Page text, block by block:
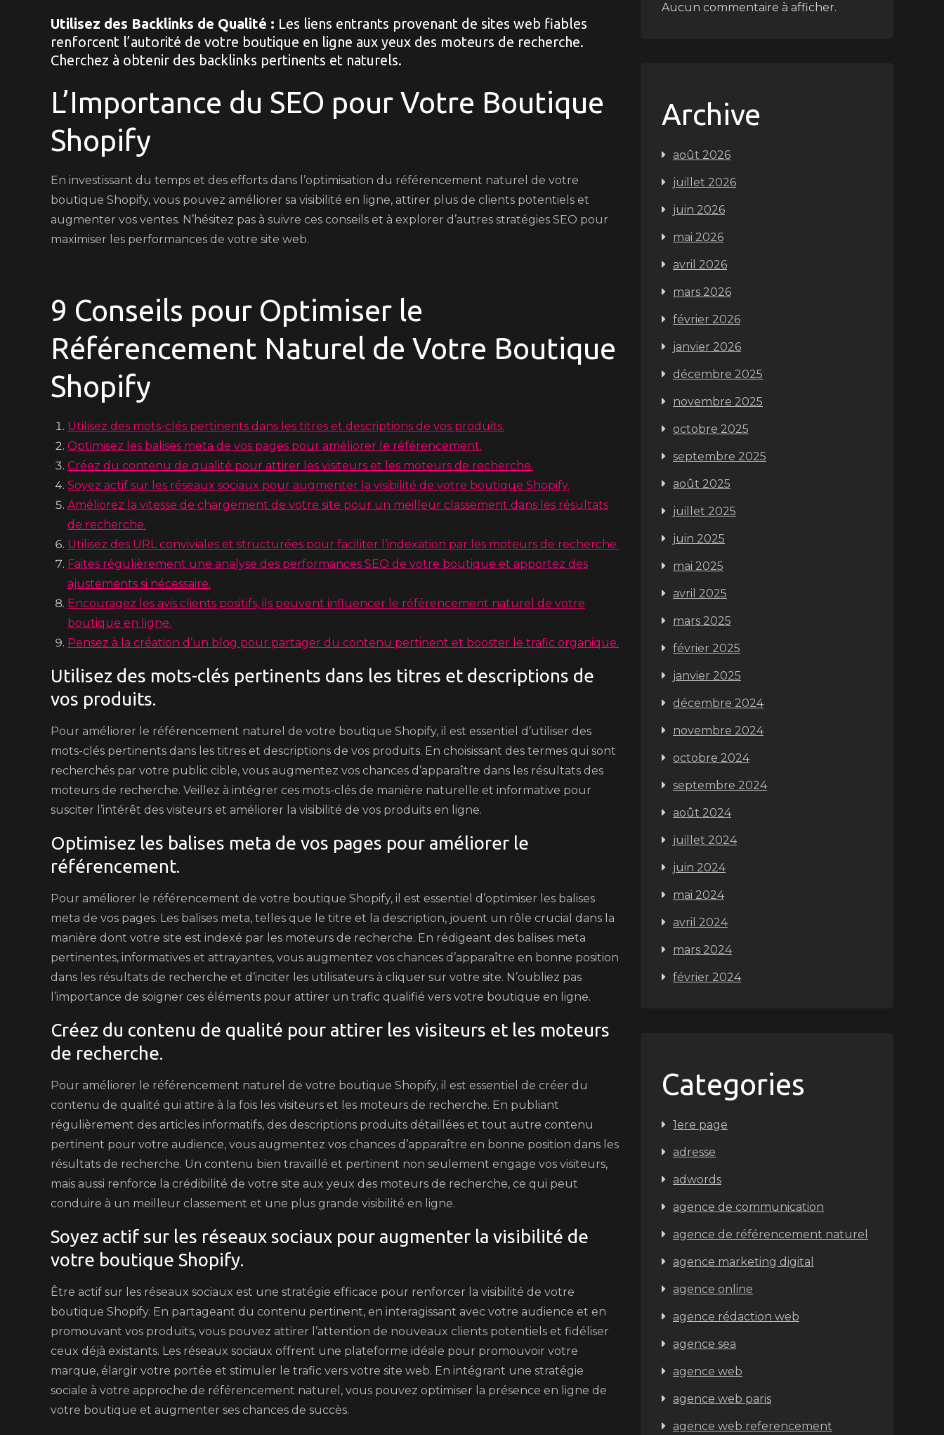
Utilisez des Backlinks de Qualité : Les liens entrants provenant de sites web fiables
renforcent l’autorité de votre boutique en ligne aux yeux des moteurs de recherche.
Cherchez à obtenir des backlinks pertinents et naturels.
L’Importance du SEO pour Votre Boutique
Shopify
En investissant du temps et des efforts dans l’optimisation du référencement naturel de votre
boutique Shopify, vous pouvez améliorer sa visibilité en ligne, attirer plus de clients potentiels et
augmenter vos ventes. N’hésitez pas à suivre ces conseils et à explorer d’autres stratégies SEO pour
maximiser les performances de votre site web.
9 Conseils pour Optimiser le
Référencement Naturel de Votre Boutique
Shopify
Utilisez des mots-clés pertinents dans les titres et descriptions de vos produits.
Optimisez les balises meta de vos pages pour améliorer le référencement.
Créez du contenu de qualité pour attirer les visiteurs et les moteurs de recherche.
Soyez actif sur les réseaux sociaux pour augmenter la visibilité de votre boutique Shopify.
Améliorez la vitesse de chargement de votre site pour un meilleur classement dans les résultats
de recherche.
Utilisez des URL conviviales et structurées pour faciliter l’indexation par les moteurs de recherche.
Faites régulièrement une analyse des performances SEO de votre boutique et apportez des
ajustements si nécessaire.
Encouragez les avis clients positifs, ils peuvent influencer le référencement naturel de votre
boutique en ligne.
Pensez à la création d’un blog pour partager du contenu pertinent et booster le trafic organique.
Utilisez des mots-clés pertinents dans les titres et descriptions de
vos produits.
Pour améliorer le référencement naturel de votre boutique Shopify, il est essentiel d’utiliser des
mots-clés pertinents dans les titres et descriptions de vos produits. En choisissant des termes qui sont
recherchés par votre public cible, vous augmentez vos chances d’apparaître dans les résultats des
moteurs de recherche. Veillez à intégrer ces mots-clés de manière naturelle et informative pour
susciter l’intérêt des visiteurs et améliorer la visibilité de vos produits en ligne.
Optimisez les balises meta de vos pages pour améliorer le
référencement.
Pour améliorer le référencement de votre boutique Shopify, il est essentiel d’optimiser les balises
meta de vos pages. Les balises meta, telles que le titre et la description, jouent un rôle crucial dans la
manière dont votre site est indexé par les moteurs de recherche. En rédigeant des balises meta
pertinentes, informatives et attrayantes, vous augmentez vos chances d’apparaître en bonne position
dans les résultats de recherche et d’inciter les utilisateurs à cliquer sur votre site. N’oubliez pas
l’importance de soigner ces éléments pour attirer un trafic qualifié vers votre boutique en ligne.
Créez du contenu de qualité pour attirer les visiteurs et les moteurs
de recherche.
Pour améliorer le référencement naturel de votre boutique Shopify, il est essentiel de créer du
contenu de qualité qui attire à la fois les visiteurs et les moteurs de recherche. En publiant
régulièrement des articles informatifs, des descriptions produits détaillées et tout autre contenu
pertinent pour votre audience, vous augmentez vos chances d’apparaître en bonne position dans les
résultats de recherche. Un contenu bien travaillé et pertinent non seulement engage vos visiteurs,
mais aussi renforce la crédibilité de votre site aux yeux des moteurs de recherche, ce qui peut
conduire à un meilleur classement et une plus grande visibilité en ligne.
Soyez actif sur les réseaux sociaux pour augmenter la visibilité de
votre boutique Shopify.
Être actif sur les réseaux sociaux est une stratégie efficace pour renforcer la visibilité de votre
boutique Shopify. En partageant du contenu pertinent, en interagissant avec votre audience et en
promouvant vos produits, vous pouvez attirer l’attention de nouveaux clients potentiels et fidéliser
ceux déjà existants. Les réseaux sociaux offrent une plateforme idéale pour promouvoir votre
marque, élargir votre portée et stimuler le trafic vers votre site web. En intégrant une stratégie
sociale à votre approche de référencement naturel, vous pouvez optimiser la présence en ligne de
votre boutique et augmenter ses chances de succès.
Aucun commentaire à afficher.
Archive
août 2026
juillet 2026
juin 2026
mai 2026
avril 2026
mars 2026
février 2026
janvier 2026
décembre 2025
novembre 2025
octobre 2025
septembre 2025
août 2025
juillet 2025
juin 2025
mai 2025
avril 2025
mars 2025
février 2025
janvier 2025
décembre 2024
novembre 2024
octobre 2024
septembre 2024
août 2024
juillet 2024
juin 2024
mai 2024
avril 2024
mars 2024
février 2024
Categories
1ere page
adresse
adwords
agence de communication
agence de référencement naturel
agence marketing digital
agence online
agence rédaction web
agence sea
agence web
agence web paris
agence web referencement